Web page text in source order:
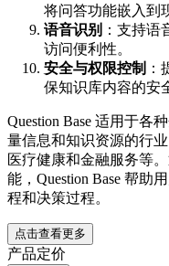
将问答功能嵌入到
语音识别 ：支持
访问便利性。
安全与权限控制
保知识库内容的安
Question Base 适用于各
量信息和知识资源的行
医疗健康和金融服务等
能，Question Base 帮助
程和决策过程。
点击查看更多
产品定价